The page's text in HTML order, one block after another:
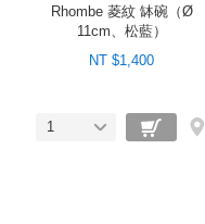
Rhombe 菱紋 缽碗（Ø
11cm、松藍）
NT $1,400
1